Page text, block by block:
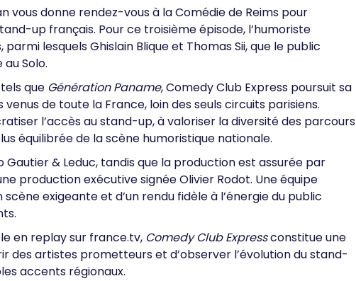
vous donne rendez-vous à la Comédie de Reims pour
up français. Pour ce troisième épisode, l’humoriste
lesquels Ghislain Blique et Thomas Sii, que le public
Solo.
que Génération Paname, Comedy Club Express poursuit sa
de toute la France, loin des seuls circuits parisiens.
l’accès au stand-up, à valoriser la diversité des parcours
équilibrée de la scène humoristique nationale.
Gautier & Leduc, tandis que la production est assurée par
production exécutive signée Olivier Rodot. Une équipe
exigeante et d’un rendu fidèle à l’énergie du public
en replay sur france.tv, Comedy Club Expressconstitue une
des artistes prometteurs et d’observer l’évolution du stand-
accents régionaux.